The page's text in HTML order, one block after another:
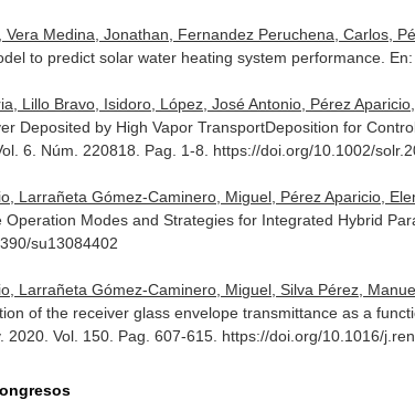
Vera Medina, Jonathan, Fernandez Peruchena, Carlos,
to predict solar water heating system performance.
Lillo Bravo, Isidoro, López, José Antonio, Pérez
Deposited by High Vapor TransportDeposition for
6. Núm. 220818. Pag. 1-8. https://doi.org/10.1002/
Larrañeta Gómez-Caminero, Miguel, Pérez Aparicio,
Operation Modes and Strategies for Integrated Hybrid
su13084402
Larrañeta Gómez-Caminero, Miguel, Silva Pérez,
of the receiver glass envelope transmittance as a
. 2020. Vol. 150. Pag. 607-615. https://doi.org/10.1016/